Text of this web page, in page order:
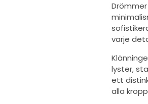
varje
lyster,
ett
alla